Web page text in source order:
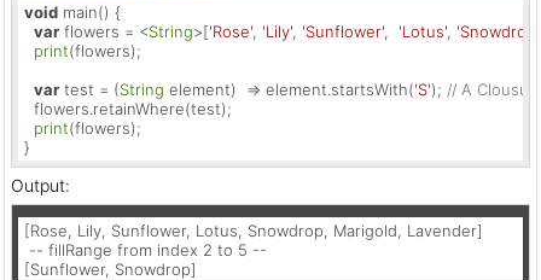
void main() {
var flowers = <String>['Rose', 'Lily', 'Sunflower', 'Lotus', 'Snowdrop'
print(flowers);
var test = (String element)  => element.startsWith('S'); // A
  flowers.retainWhere(test);
print(flowers);
}
Output:
[Rose, Lily, Sunflower, Lotus, Snowdrop, Marigold, Lavender]
-- fillRange from index 2 to 5 --
[Sunflower, Snowdrop]